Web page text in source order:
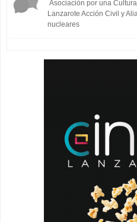
Asociación por una
Lanzarote Acción Civil y
nucleares